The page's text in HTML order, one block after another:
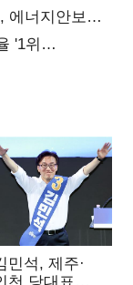
에너지안보
'1위
민석, 제주·